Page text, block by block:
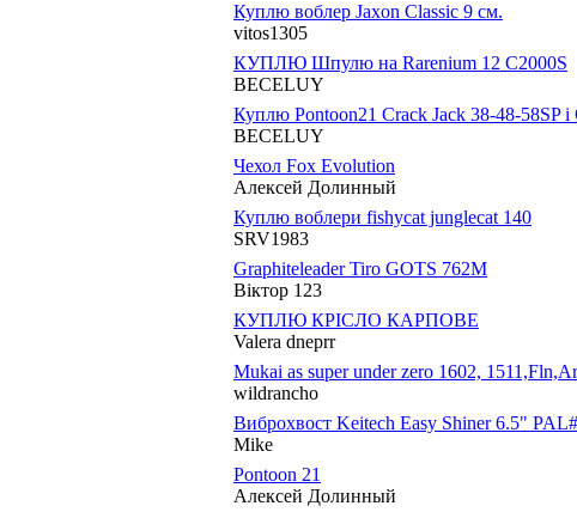
Куплю воблер Jaxon Classic 9 см.
vitos1305
КУПЛЮ Шпулю на Rarenium 12 C2000S
BECELUY
Куплю Pontoon21 Crack Jack 38-48-58SP і
BECELUY
Чехол Fox Evolution
Алексей Долинный
Куплю воблери fishycat junglecat 140
SRV1983
Graphiteleader Tiro GOTS 762M
Віктор 123
КУПЛЮ КРІСЛО КАРПОВЕ
Valera dneprr
Mukai as super under zero 1602,
wildrancho
Виброхвост Keitech Easy Shiner 6.5"
Мike
Pontoon 21
Алексей Долинный